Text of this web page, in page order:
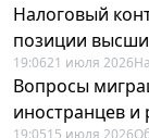
Налоговый
позиции
19:0621 июля 2026
Вопросы
иностранцев и
19:0515 июля 2026